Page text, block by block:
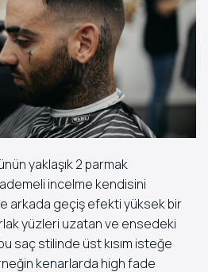
yaklaşık 2 parmak
incelme kendisini
arkada geçiş efekti yüksek bir
yüzleri uzatan ve ensedeki
saç stilinde üst kısım isteğe
kenarlarda high fade